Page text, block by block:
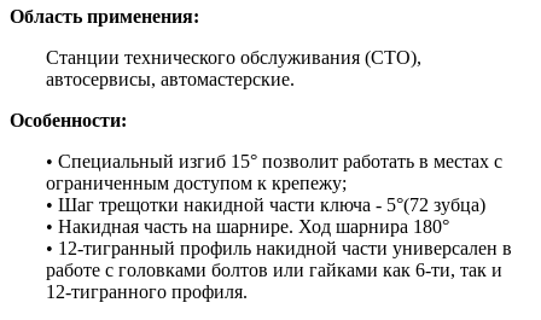
Область применения:
Станции технического обслуживания (СТО),
автосервисы, автомастерские.
Особенности:
• Специальный изгиб 15° позволит работать в местах с
ограниченным доступом к крепежу;
• Шаг трещотки накидной части ключа - 5°(72 зубца)
• Накидная часть на шарнире. Ход шарнира 180°
• 12-тигранный профиль накидной части универсален в
работе с головками болтов или гайками как 6-ти, так и
12-тигранного профиля.